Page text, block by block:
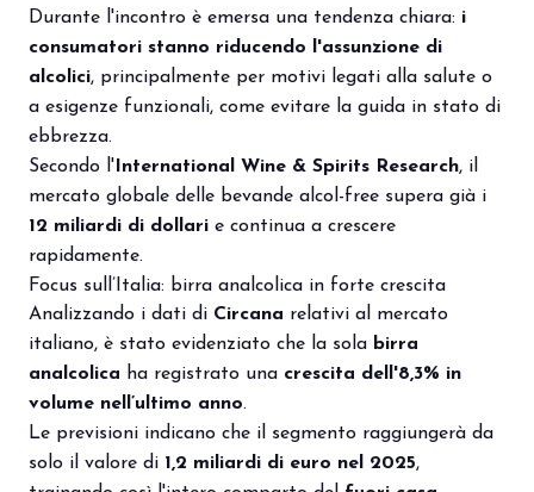
PRENOTA IL TUO STAND arrow_circle_right
AREA RISERVATA VISITATORI
person
IT EN
Durante l'incontro è emersa una tendenza chiara: i
consumatori stanno riducendo l'assunzione di
alcolici, principalmente per motivi legati alla salute o
a esigenze funzionali, come evitare la guida in stato di
ebbrezza.
Secondo l' International Wine & Spirits Research, il
mercato globale delle bevande alcol-free supera già i
12 miliardi di dollari e continua a crescere
rapidamente.
Focus sull’Italia: birra analcolica in forte crescita
Analizzando i dati di Circana relativi al mercato
italiano, è stato evidenziato che la sola birra
analcolica ha registrato una crescita dell'8,3% in
volume nell’ultimo anno.
Le previsioni indicano che il segmento raggiungerà da
solo il valore di 1,2 miliardi di euro nel 2025,